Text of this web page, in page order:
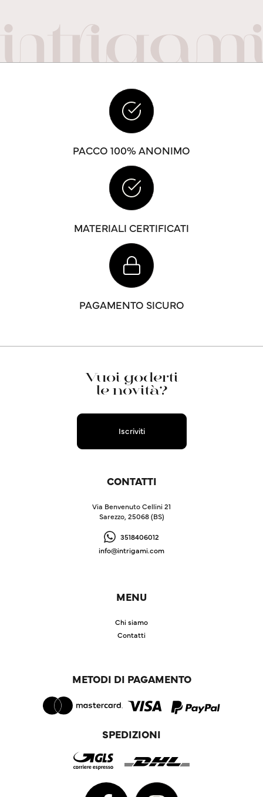
PACCO 100% ANONIMO
MATERIALI CERTIFICATI
PAGAMENTO SICURO
Vuoi goderti
le novità?
Iscriviti
CONTATTI
Via Benvenuto Cellini 21
Sarezzo, 25068 (BS)
3518406012
info@intrigami.com
MENU
Chi siamo
Contatti
METODI DI PAGAMENTO
SPEDIZIONI